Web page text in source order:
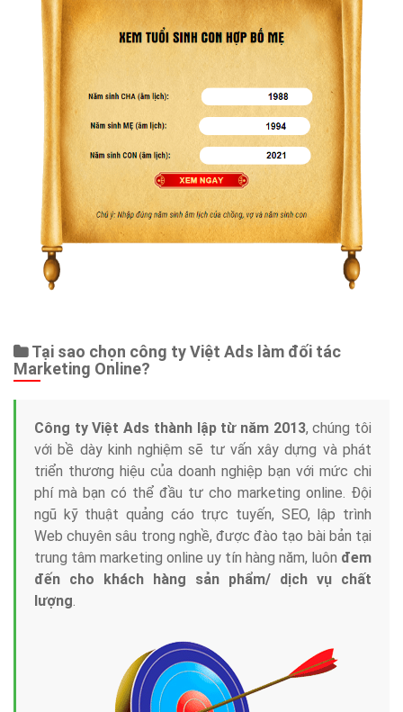
Tại sao chọn công ty Việt Ads làm đối tác
Marketing Online?
Công ty Việt Ads thành lập từ năm 2013, chúng tôi
với bề dày kinh nghiệm sẽ tư vấn xây dựng và phát
triển thương hiệu của doanh nghiệp bạn với mức chi
phí mà bạn có thể đầu tư cho marketing online. Đội
ngũ kỹ thuật quảng cáo trực tuyến, SEO, lập trình
Web chuyên sâu trong nghề, được đào tạo bài bản tại
trung tâm marketing online uy tín hàng năm, luôn đem
đến cho khách hàng sản phẩm/ dịch vụ chất
lượng.